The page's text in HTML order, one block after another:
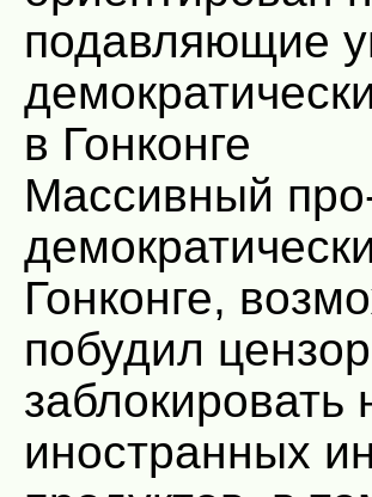
подавляющие
в Гонконге
Массивный
Гонконге,
побудил
заблокировать
иностранных